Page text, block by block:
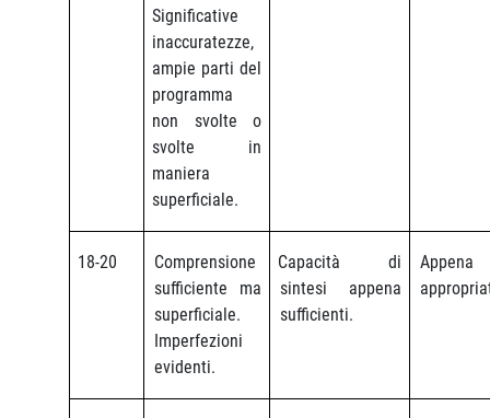
Significative
inaccuratezze,
ampie parti del
programma
non svolte o
svolte in
maniera
superficiale.
18-20
Comprensione
sufficiente ma
superficiale.
Imperfezioni
evidenti.
Capacità di
sintesi appena
sufficienti.
Appena